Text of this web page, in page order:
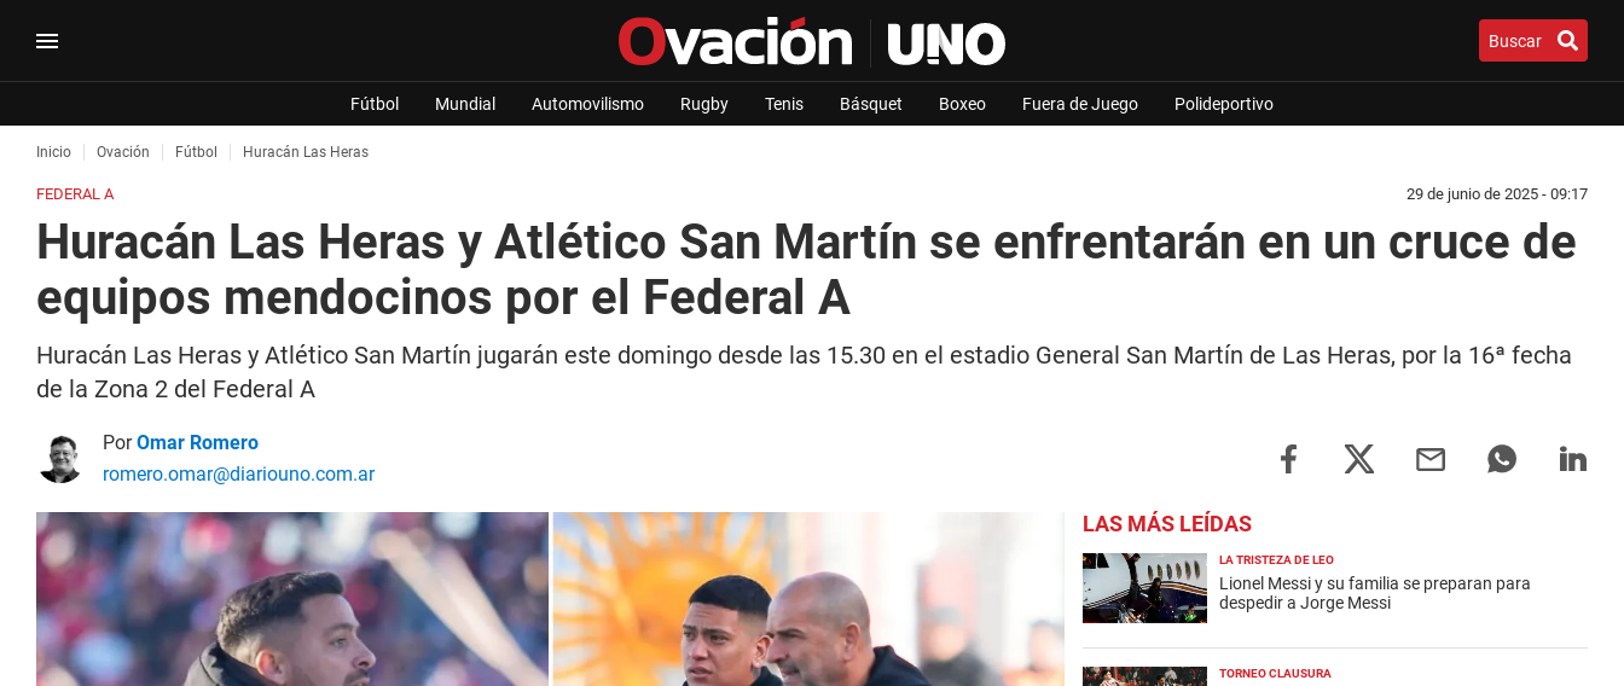
Buscar
Fútbol Mundial Automovilismo Rugby Tenis Básquet Boxeo Fuera de Juego Polideportivo
Inicio Ovación Fútbol Huracán Las Heras
FEDERAL A 29 de junio de 2025 - 09:17
Huracán Las Heras y Atlético San Martín se enfrentarán en un cruce de
equipos mendocinos por el Federal A
Huracán Las Heras y Atlético San Martín jugarán este domingo desde las 15.30 en el estadio General San Martín de Las Heras, por la 16ª fecha
de la Zona 2 del Federal A
PorOmar Romero
romero.omar@diariouno.com.ar
LAS MÁS LEÍDAS
LA TRISTEZA DE LEO
Lionel Messi y su familia se preparan para
despedir a Jorge Messi
TORNEO CLAUSURA